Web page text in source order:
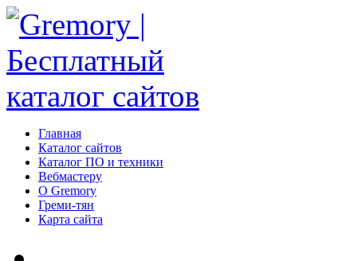
Главная
Каталог сайтов
Каталог ПО и техники
Вебмастеру
О Gremory
Греми-тян
Карта сайта